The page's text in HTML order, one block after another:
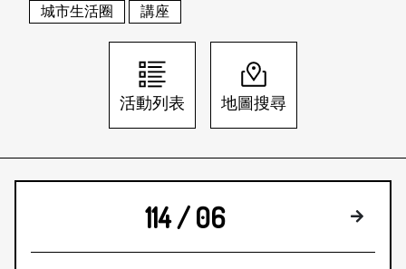
刊物索取地點
刊登活動
日本語 登入/註冊
城市生活圈
講座
活動列表 地圖搜尋
114 / 06 下個月